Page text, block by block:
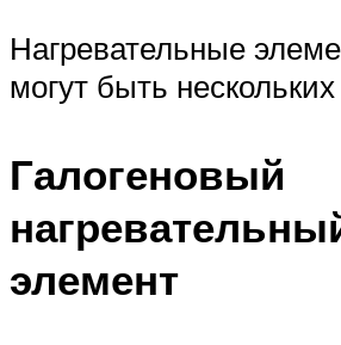
Нагревательные
могут быть
Галогеновый
элемент